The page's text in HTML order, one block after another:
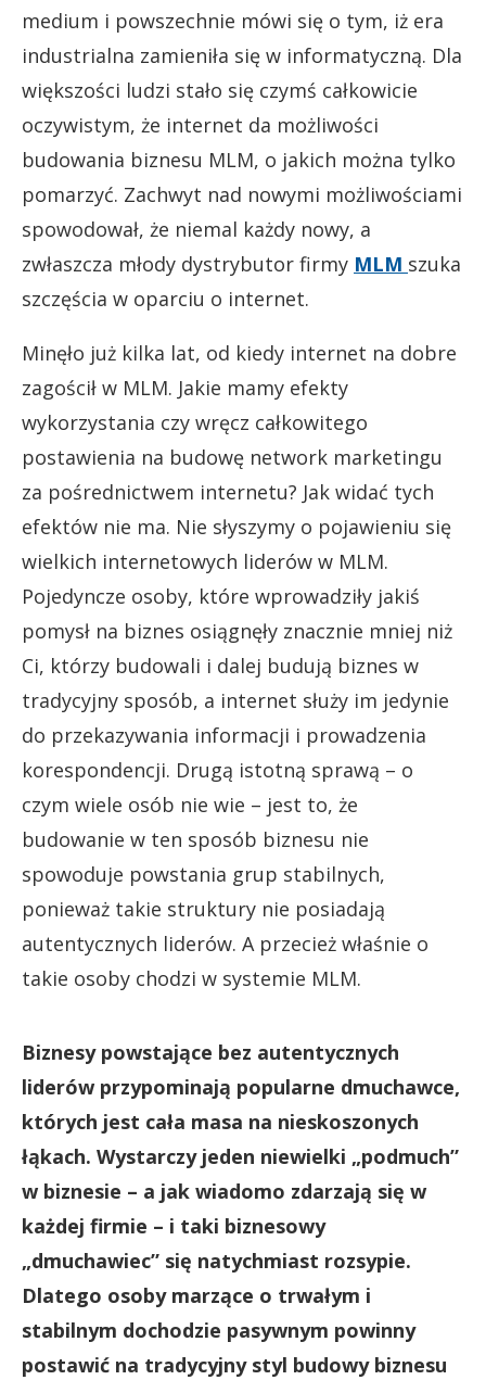
medium i powszechnie mówi się o tym, iż era
industrialna zamieniła się w informatyczną. Dla
większości ludzi stało się czymś całkowicie
oczywistym, że internet da możliwości
budowania biznesu MLM, o jakich można tylko
pomarzyć. Zachwyt nad nowymi możliwościami
spowodował, że niemal każdy nowy, a
zwłaszcza młody dystrybutor firmy MLM szuka
szczęścia w oparciu o internet.
Minęło już kilka lat, od kiedy internet na dobre
zagościł w MLM. Jakie mamy efekty
wykorzystania czy wręcz całkowitego
postawienia na budowę network marketingu
za pośrednictwem internetu? Jak widać tych
efektów nie ma. Nie słyszymy o pojawieniu się
wielkich internetowych liderów w MLM.
Pojedyncze osoby, które wprowadziły jakiś
pomysł na biznes osiągnęły znacznie mniej niż
Ci, którzy budowali i dalej budują biznes w
tradycyjny sposób, a internet służy im jedynie
do przekazywania informacji i prowadzenia
korespondencji. Drugą istotną sprawą – o
czym wiele osób nie wie – jest to, że
budowanie w ten sposób biznesu nie
spowoduje powstania grup stabilnych,
ponieważ takie struktury nie posiadają
autentycznych liderów. A przecież właśnie o
takie osoby chodzi w systemie MLM.
Biznesy powstające bez autentycznych
liderów przypominają popularne dmuchawce,
których jest cała masa na nieskoszonych
łąkach. Wystarczy jeden niewielki „podmuch”
w biznesie – a jak wiadomo zdarzają się w
każdej firmie – i taki biznesowy
„dmuchawiec” się natychmiast rozsypie.
Dlatego osoby marzące o trwałym i
stabilnym dochodzie pasywnym powinny
postawić na tradycyjny styl budowy biznesu